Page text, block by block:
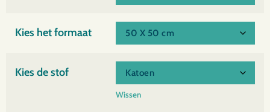
Kies het formaat
Kies de stof
Wissen